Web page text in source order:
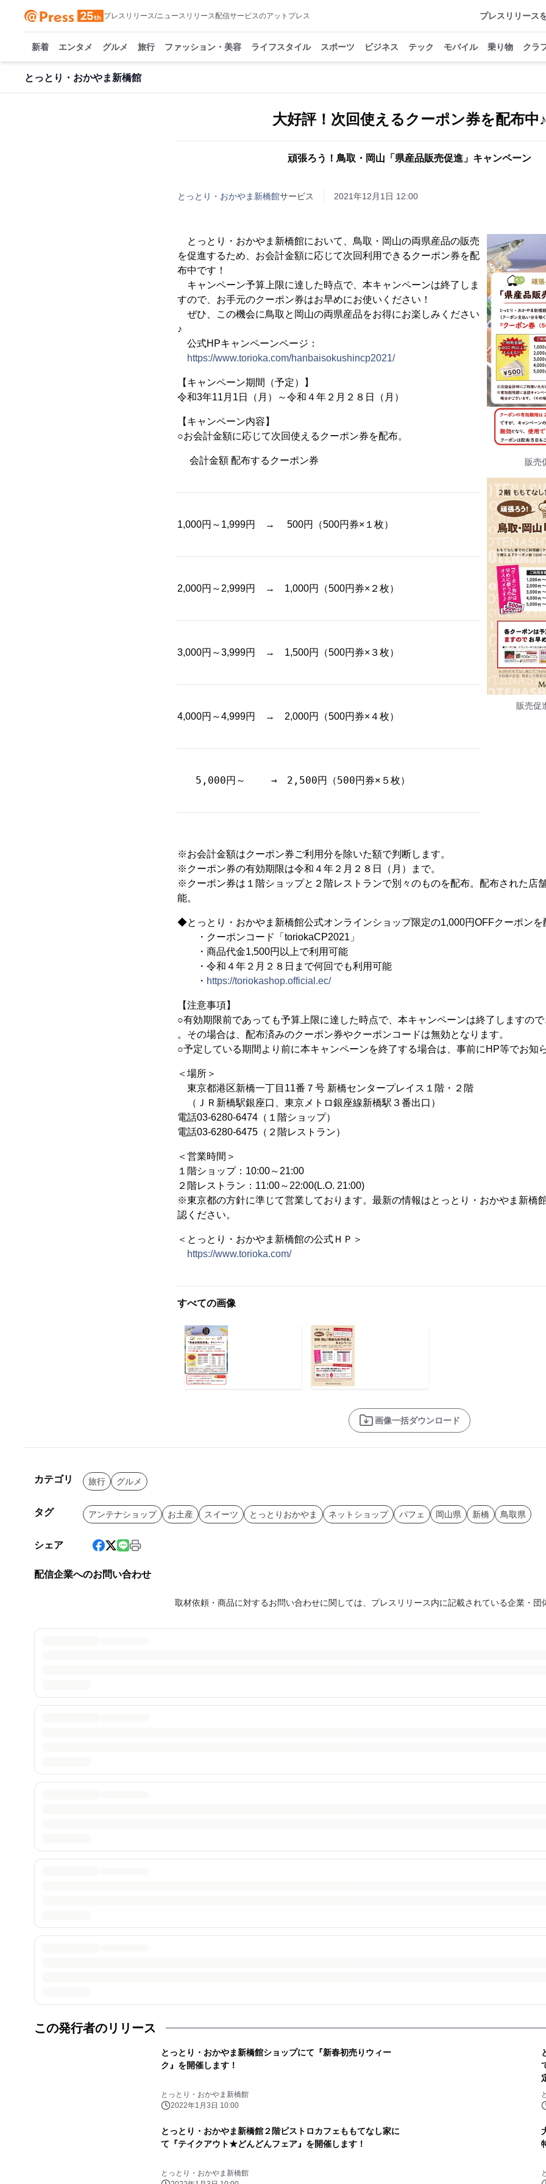
プレスリリース/ニュースリリース配信サービスのアットプレス プレスリリース
新着 エンタメ グルメ 旅行 ファッション・美容 ライフスタイル スポーツ ビジネス テック モバイル 乗り物 クラ
とっとり・おかやま新橋館
大好評！次回使えるクーポン券を配布中♪
頑張ろう！鳥取・岡山「県産品販売促進」キャンペーン
とっとり・おかやま新橋館サービス 2021年12月1日 12:00
とっとり・おかやま新橋館において、鳥取・岡山の両県産品の販売
を促進するため、お会計金額に応じて次回利用できるクーポン券を配
布中です！
キャンペーン予算上限に達した時点で、本キャンペーンは終了しま
すので、お手元のクーポン券はお早めにお使いください！
ぜひ、この機会に鳥取と岡山の両県産品をお得にお楽しみください
♪
公式HPキャンペーンページ：
https://www.torioka.com/hanbaisokushincp2021/
【キャンペーン期間（予定）】
令和3年11月1日（月）～令和４年２月２８日（月）
【キャンペーン内容】
○お会計金額に応じて次回使えるクーポン券を配布。
会計金額 配布するクーポン券
1,000円～1,999円 → 500円（500円券×１枚）
2,000円～2,999円 → 1,000円（500円券×２枚）
3,000円～3,999円 → 1,500円（500円券×３枚）
4,000円～4,999円 → 2,000円（500円券×４枚）
販売
販売促
※お会計金額はクーポン券ご利用分を除いた額で判断します。
※クーポン券の有効期限は令和４年２月２８日（月）まで。
※クーポン券は１階ショップと２階レストランで別々のものを配布。配布された店
能。
◆とっとり・おかやま新橋館公式オンラインショップ限定の1,000円OFFクーポンを
・クーポンコード「toriokaCP2021」
・商品代金1,500円以上で利用可能
・令和４年２月２８日まで何回でも利用可能
・ https://toriokashop.official.ec/
【注意事項】
○有効期限前であっても予算上限に達した時点で、本キャンペーンは終了しますの
。その場合は、配布済みのクーポン券やクーポンコードは無効となります。
○予定している期間より前に本キャンペーンを終了する場合は、事前にHP等でお知
＜場所＞
東京都港区新橋一丁目11番７号 新橋センタープレイス１階・２階
（ＪＲ新橋駅銀座口、東京メトロ銀座線新橋駅３番出口）
電話03-6280-6474（１階ショップ）
電話03-6280-6475（２階レストラン）
＜営業時間＞
１階ショップ：10:00～21:00
２階レストラン：11:00～22:00‪(L.O. 21:00)‬‬‬‬‬‬‬‬‬‬‬
※東京都の方針に準じて営業しております。最新の情報はとっとり・おかやま新橋
認ください。
＜とっとり・おかやま新橋館の公式ＨＰ＞
https://www.torioka.com/
すべての画像
画像一括ダウンロード
カテゴリ 旅行 グルメ
タグ アンテナショップ お土産 スイーツ とっとりおかやま ネットショップ パフェ 岡山県 新橋 鳥取県
シェア
配信企業へのお問い合わせ
取材依頼・商品に対するお問い合わせに関しては、プレスリリース内に記載されている企業・団
この発行者のリリース
とっとり・おかやま新橋館ショップにて『新春初売りウィー
ク』を開催します！
とっとり・おかやま新橋館
2022年1月3日 10:00
とっとり・おかやま新橋館２階ビストロカフェももてなし家に
て『テイクアウト★どんどんフェア』を開催します！
とっとり・おかやま新橋館